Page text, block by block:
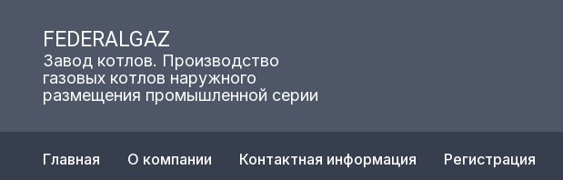
FEDERALGAZ
Завод котлов. Производство
газовых котлов наружного
размещения промышленной серии
Главная О компании Контактная информация Регистрация